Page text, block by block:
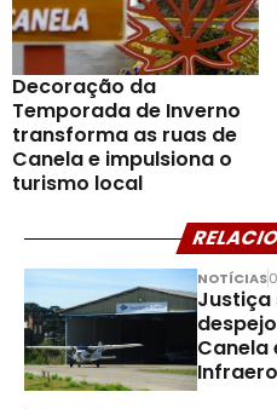
Decoração da
Temporada de Inverno
transforma as ruas de
Canela e impulsiona o
turismo local
NOTÍCIAS
Justiça
Canela
Infraero